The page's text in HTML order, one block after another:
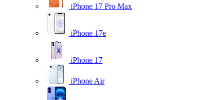
iPhone 17 Pro Max
iPhone 17e
iPhone 17
iPhone Air